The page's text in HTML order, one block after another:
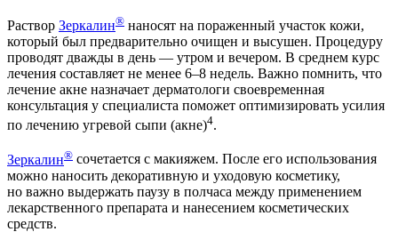
Раствор Зеркалин® наносят на пораженный участок кожи,
который был предварительно очищен и высушен. Процедуру
проводят дважды в день — утром и вечером. В среднем курс
лечения составляет не менее 6–8 недель. Важно помнить, что
лечение акне назначает дерматологи своевременная
консультация у специалиста поможет оптимизировать усилия
по лечению угревой сыпи (акне)4.
Зеркалин® сочетается с макияжем. После его использования
можно наносить декоративную и уходовую косметику,
но важно выдержать паузу в полчаса между применением
лекарственного препарата и нанесением косметических
средств.